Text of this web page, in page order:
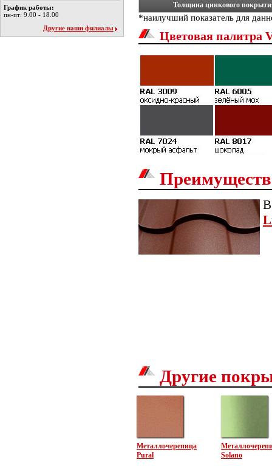
График работы:
пн-пт: 9.00 - 18.00
Другие наши филиалы
Толщина цинкового
*наилучший показатель для
Цветовая палитра
Другие
Металлочерепица
Pural
Solano